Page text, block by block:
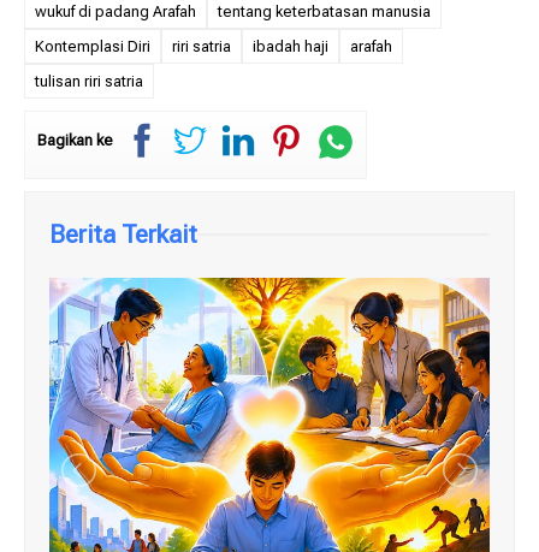
wukuf di padang Arafah
tentang keterbatasan manusia
Kontemplasi Diri
riri satria ibadah haji
arafah
tulisan riri satria
Bagikan ke
Berita Terkait